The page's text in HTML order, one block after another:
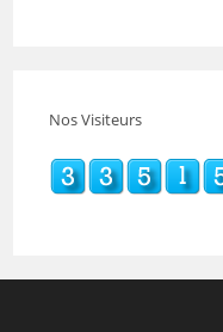
Nos Visiteurs